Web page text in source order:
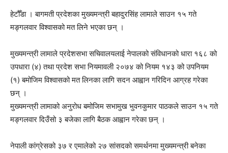
हेटौँडा । बागमती प्रदेशका मुख्यमन्त्री बहादुरसिंह लामाले साउन १५ गते
मङ्गलवार विश्वासको मत लिने भएका छन् ।
मुख्यमन्त्री लामाले प्रदेशसभा सचिवालयलाई नेपालको संविधानको धारा १६८ को
उपधारा (४) तथा प्रदेश सभा नियमावली २०७४ को नियम १४३ को उपनियम
(१) बमोजिम विश्वासको मत लिनका लागि सदन आह्वान गरिदिन आग्रह गरेका
छन् ।
मुख्यमन्त्री लामाको अनुरोध बमोजिम सभामुख भुवनकुमार पाठकले साउन १५ गते
मङ्गलवार दिउँसो ३ बजेका लागि बैठक आह्वान गरेका छन् ।
नेपाली कांग्रेसको ३७ र एमालेको २७ सांसदको समर्थनमा मुख्यमन्त्री बनेका